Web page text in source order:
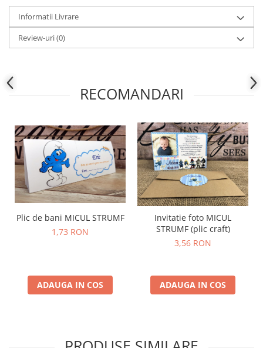
Informatii Livrare
Review-uri(0)
RECOMANDARI
Plic de bani MICUL STRUMF
1,73 RON
ADAUGA IN COS
Invitatie foto MICUL
STRUMF (plic craft)
3,56 RON
ADAUGA IN COS